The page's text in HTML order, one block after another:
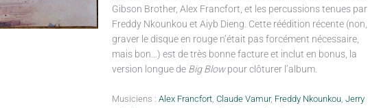
Gibson Brother, Alex Francfort, et les percussions tenues par
Freddy Nkounkou et Aiyb Dieng. Cette réédition récente (non,
graver le disque en rouge n’était pas forcément nécessaire,
mais bon…) est de très bonne facture et inclut en bonus, la
version longue de Big Blowpour clôturer l’album.
Musiciens : Alex Francfort, Claude Vamur, Freddy Nkounkou, Jerry